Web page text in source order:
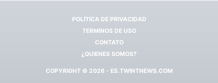
POLÍTICA DE PRIVACIDAD
TERMINOS DE USO
CONTATO
¿QUIENES SOMOS?
COPYRIGHT © 2026 - ES.TWINTNEWS.COM